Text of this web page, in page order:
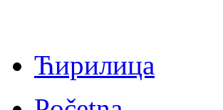
Ћирилица